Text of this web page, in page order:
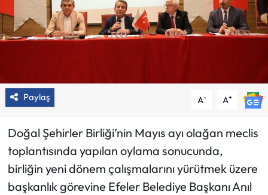
Paylaş A- A+
Doğal Şehirler Birliği’nin Mayıs ayı olağan meclis
toplantısında yapılan oylama sonucunda,
birliğin yeni dönem çalışmalarını yürütmek üzere
başkanlık görevine Efeler Belediye Başkanı Anıl